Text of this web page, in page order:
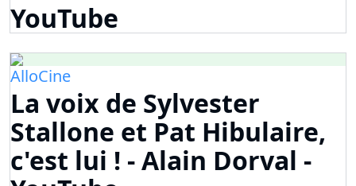
YouTube
AlloCine
La voix de Sylvester
Stallone et Pat Hibulaire,
c'est lui ! - Alain Dorval -